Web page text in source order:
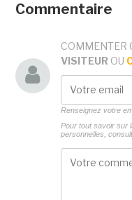
Commentaire
COMMENTER
VISITEUR OU
Renseignez votre
Pour tout savoir sur
personnelles,